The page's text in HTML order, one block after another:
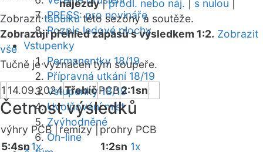
PRESS: pro novináře
Rozpis ledové plochy
Vstupenky
Permanentky 18/19
Přípravná utkání 18/19
Vstupenky 18/19
Uvolňování míst
Zvýhodněné
On-line
nájezdy|prodl. nebo náj. s nulou
Zobrazittabulkutéto sezóny a soutěže.
Zobrazuji přehled zápasů s výsledkem 1:2. Zobrazit
vše
Tučně je vyznačen tým soupeře.
1 14.09.2024TřebíčPCB2:1sn
Četnost výsledků
výhry PCB | remízy |prohry PCB
5:4sn1x
1:2sn 1x